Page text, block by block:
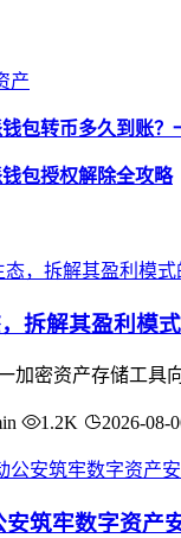
产
包转币多久到账？
包授权解除全攻略
拆解其盈利模
加密资产存储工
1.2K 2026-08-
筑牢数字资产